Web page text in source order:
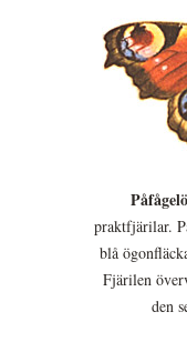
praktfjärilar.
blå
Fjärilen
den